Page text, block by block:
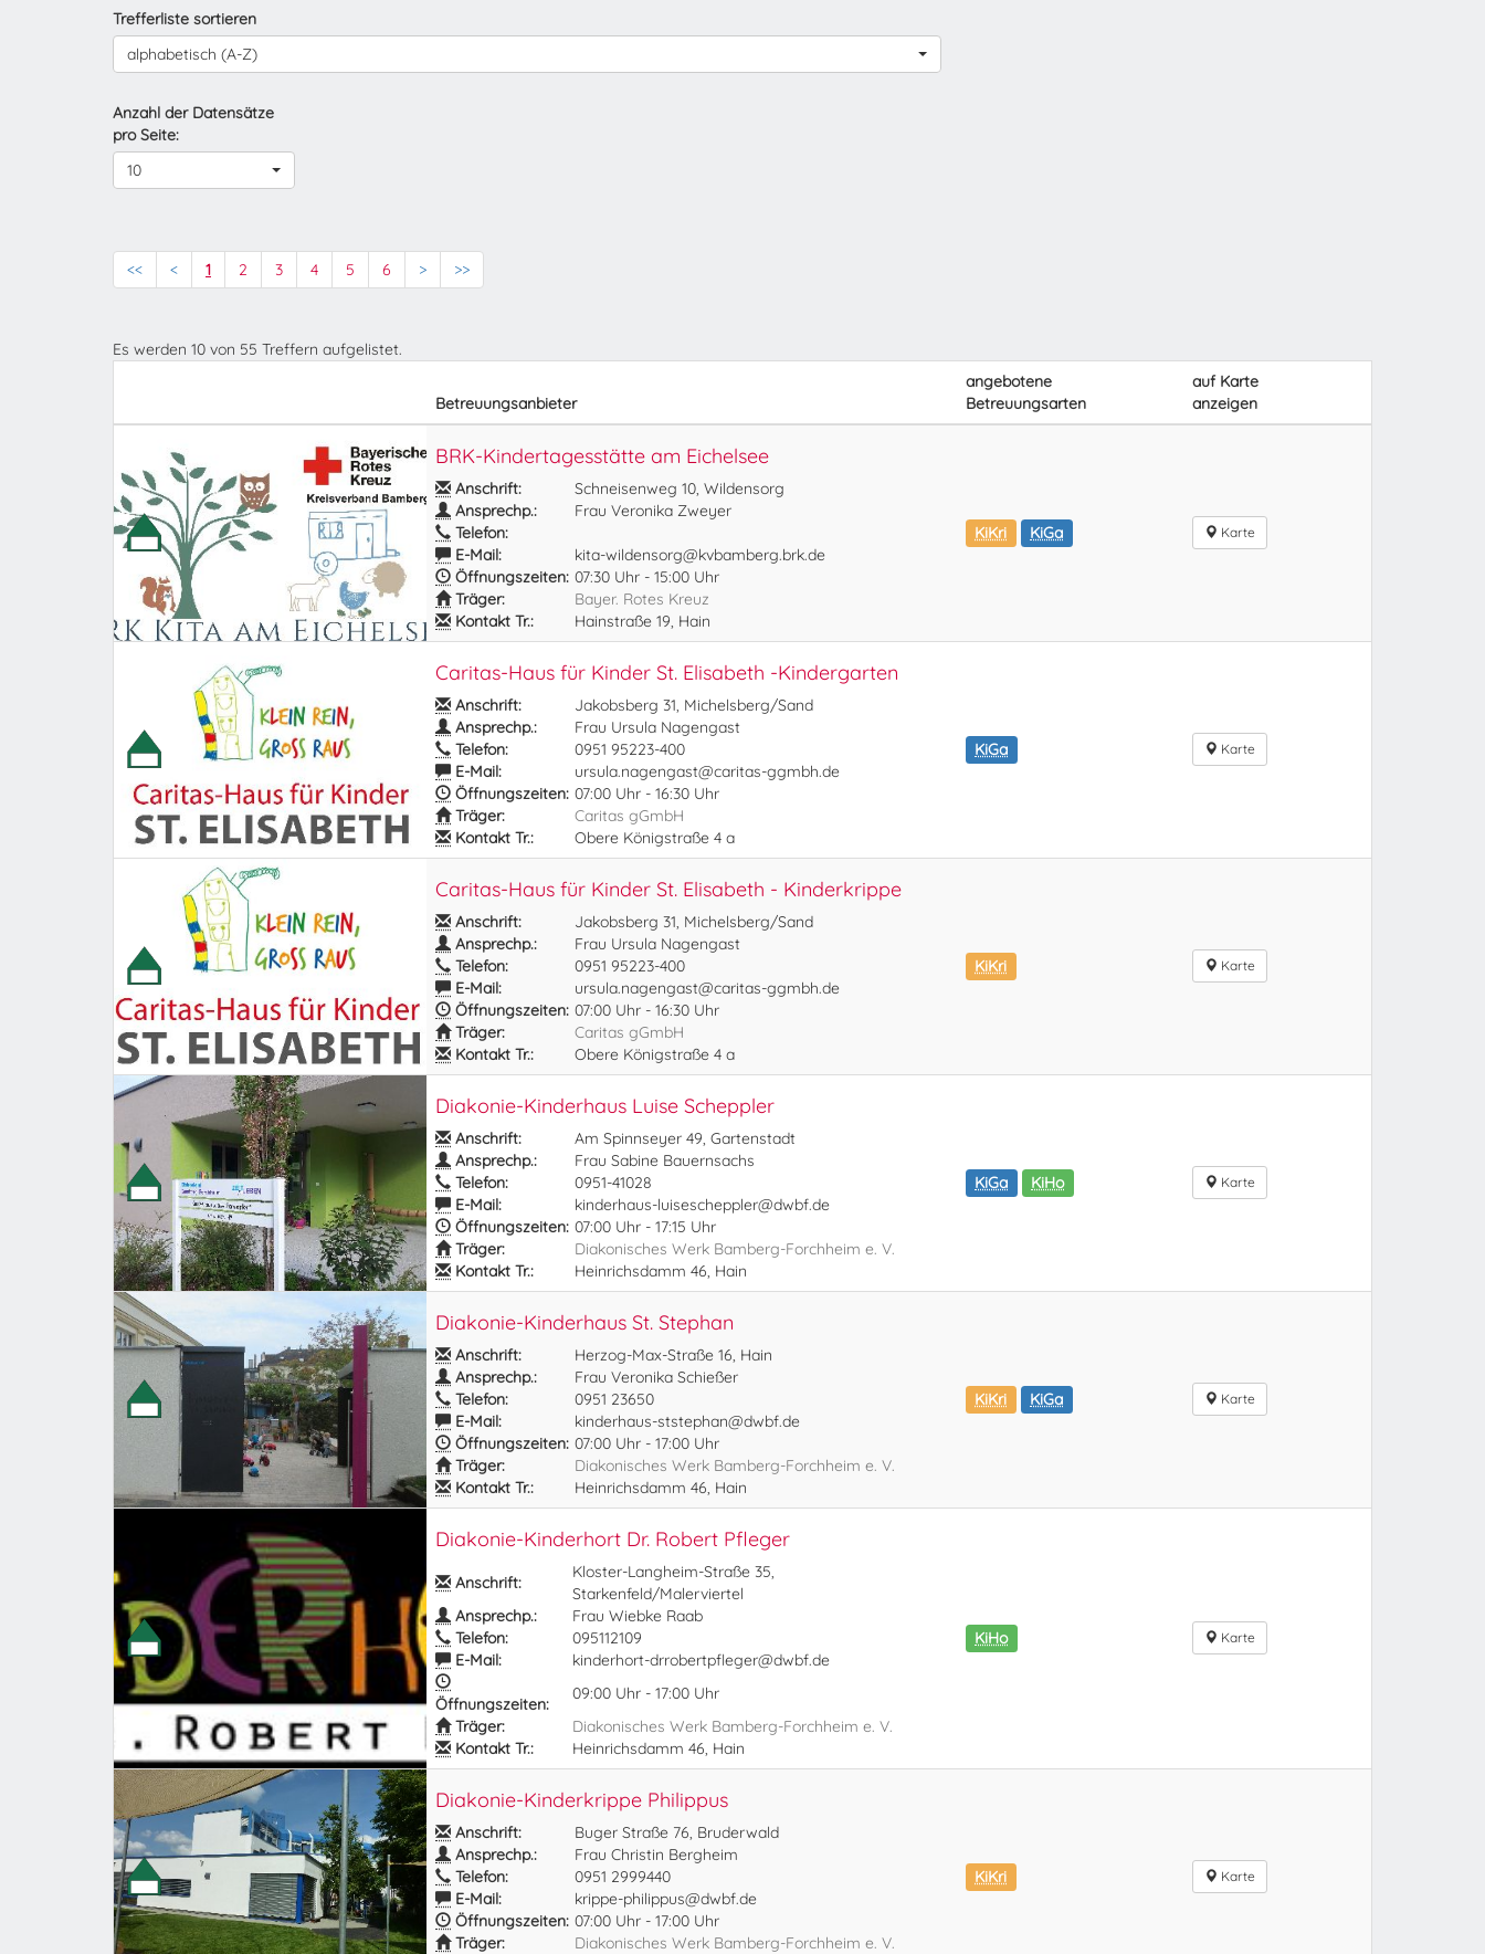
Trefferliste sortieren
alphabetisch (A-Z)
Anzahl der Datensätze
pro Seite:
10
<< < 1 2 3 4 5 6 > >>
Es werden 10 von 55 Treffern aufgelistet.
Betreuungsanbieter
angebotene
Betreuungsarten
auf Karte
anzeigen
BRK-Kindertagesstätte am Eichelsee
Anschrift:
Schneisenweg 10, Wildensorg
Ansprechp.:
Frau Veronika Zweyer
Telefon:
E-Mail:
kita-wildensorg@kvbamberg.brk.de
Öffnungszeiten: 07:30 Uhr - 15:00 Uhr
Träger:
Bayer. Rotes Kreuz
Kontakt Tr.:
Hainstraße 19, Hain
KiKri KiGa Karte
Caritas-Haus für Kinder St. Elisabeth -Kindergarten
Anschrift:
Jakobsberg 31, Michelsberg/Sand
Ansprechp.:
Frau Ursula Nagengast
Telefon:
0951 95223-400
E-Mail:
ursula.nagengast@caritas-ggmbh.de
Öffnungszeiten: 07:00 Uhr - 16:30 Uhr
Träger:
Caritas gGmbH
Kontakt Tr.:
Obere Königstraße 4 a
KiGa Karte
Caritas-Haus für Kinder St. Elisabeth - Kinderkrippe
Anschrift:
Jakobsberg 31, Michelsberg/Sand
Ansprechp.:
Frau Ursula Nagengast
Telefon:
0951 95223-400
E-Mail:
ursula.nagengast@caritas-ggmbh.de
Öffnungszeiten: 07:00 Uhr - 16:30 Uhr
Träger:
Caritas gGmbH
Kontakt Tr.:
Obere Königstraße 4 a
KiKri Karte
Diakonie-Kinderhaus Luise Scheppler
Anschrift:
Am Spinnseyer 49, Gartenstadt
Ansprechp.:
Frau Sabine Bauernsachs
Telefon:
0951-41028
E-Mail:
kinderhaus-luisescheppler@dwbf.de
Öffnungszeiten: 07:00 Uhr - 17:15 Uhr
Träger:
Diakonisches Werk Bamberg-Forchheim e. V.
Kontakt Tr.:
Heinrichsdamm 46, Hain
KiGa KiHo Karte
Diakonie-Kinderhaus St. Stephan
Anschrift:
Herzog-Max-Straße 16, Hain
Ansprechp.:
Frau Veronika Schießer
Telefon:
0951 23650
E-Mail:
kinderhaus-ststephan@dwbf.de
Öffnungszeiten: 07:00 Uhr - 17:00 Uhr
Träger:
Diakonisches Werk Bamberg-Forchheim e. V.
Kontakt Tr.:
Heinrichsdamm 46, Hain
KiKri KiGa Karte
Diakonie-Kinderhort Dr. Robert Pfleger
Anschrift:
Kloster-Langheim-Straße 35,
Starkenfeld/Malerviertel
Ansprechp.:
Frau Wiebke Raab
Telefon:
095112109
E-Mail:
kinderhort-drrobertpfleger@dwbf.de
Öffnungszeiten:
09:00 Uhr - 17:00 Uhr
Träger:
Diakonisches Werk Bamberg-Forchheim e. V.
Kontakt Tr.:
Heinrichsdamm 46, Hain
KiHo Karte
Diakonie-Kinderkrippe Philippus
Anschrift:
Buger Straße 76, Bruderwald
Ansprechp.:
Frau Christin Bergheim
Telefon:
0951 2999440
E-Mail:
krippe-philippus@dwbf.de
Öffnungszeiten: 07:00 Uhr - 17:00 Uhr
Träger:
Diakonisches Werk Bamberg-Forchheim e. V.
KiKri Karte